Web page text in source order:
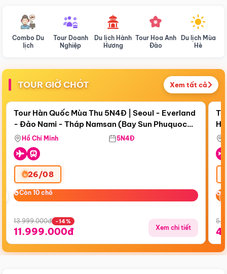
Combo Du
lịch
Tour Doanh
Nghiệp
Du lịch Hành
Hương
Tour Hoa Anh
Đào
Du lịch Mùa
Hè
TOUR GIỜ CHÓT Xem tất cả
Còn17 ngày 21:54:11
Bay Sun Phuquoc Airways
Điểm nổi bật
Tour Hàn Quốc Mùa Thu 5N4Đ | Seoul - Everland
- Đảo Nami - Tháp Namsan (Bay Sun Phuquoc
Airways)
Hồ Chí Minh 5N4Đ
26/08
Còn 10 chỗ
Còn 10 chỗ
13.999.000đ -14%
11.999.000đ Xem chi tiết